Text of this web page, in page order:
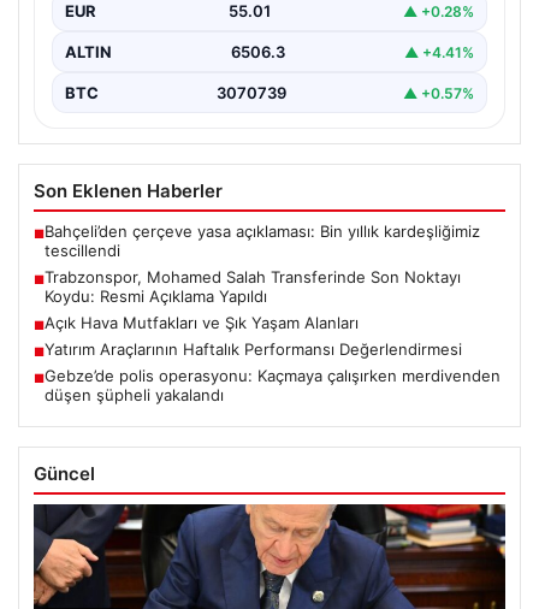
…
EUR 55.01 ▲ +0.28%
ALTIN 6506.3 ▲ +4.41%
BTC 3070739 ▲ +0.57%
Son Eklenen Haberler
■Bahçeli’den çerçeve yasa açıklaması: Bin yıllık kardeşliğimiz
tescillendi
■Trabzonspor, Mohamed Salah Transferinde Son Noktayı
Koydu: Resmi Açıklama Yapıldı
■Açık Hava Mutfakları ve Şık Yaşam Alanları
■Yatırım Araçlarının Haftalık Performansı Değerlendirmesi
■Gebze’de polis operasyonu: Kaçmaya çalışırken merdivenden
düşen şüpheli yakalandı
Güncel